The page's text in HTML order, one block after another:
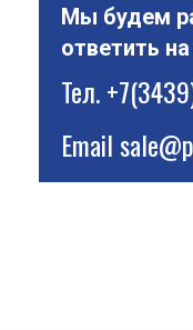
Мы будем
ответить
Тел.
Email